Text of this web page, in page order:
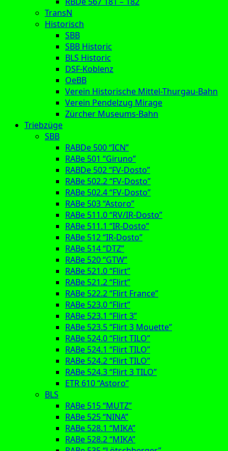
TransN
Historisch
SBB
SBB Historic
BLS Historic
DSF-Koblenz
OeBB
Verein Historische Mittel-Thurgau-Bahn
Verein Pendelzug Mirage
Zürcher Museums-Bahn
Triebzüge
SBB
RABDe 500 “ICN”
RABe 501 “Giruno”
RABDe 502 “FV-Dosto”
RABe 502.2 “FV-Dosto”
RABe 502.4 “FV-Dosto”
RABe 503 “Astoro”
RABe 511.0 “RV/IR-Dosto”
RABe 511.1 “IR-Dosto”
RABe 512 “IR-Dosto”
RABe 514 “DTZ”
RABe 520 “GTW”
RABe 521.0 “Flirt”
RABe 521.2 “Flirt”
RABe 522.2 “Flirt France”
RABe 523.0 “Flirt”
RABe 523.1 “Flirt 3”
RABe 523.5 “Flirt 3 Mouette”
RABe 524.0 “Flirt TILO”
RABe 524.1 “Flirt TILO”
RABe 524.2 “Flirt TILO”
RABe 524.3 “Flirt 3 TILO”
ETR 610 “Astoro”
BLS
RABe 515 “MUTZ”
RABe 525 “NINA”
RABe 528.1 “MIKA”
RABe 528.2 “MIKA”